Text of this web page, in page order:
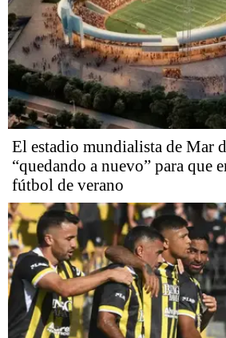
El estadio mundialista de Mar
“quedando a nuevo” para que
fútbol de verano